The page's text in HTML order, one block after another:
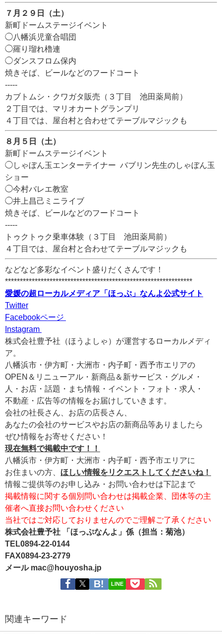
７月２９日（土）
新町ドームステージイベント
◯八幡浜児童合唱団
◯羅り瑠れ櫓連
◯ダンスフロム保内
焼きそば、ビールなどのフードコート
-----
カブトムシ・クワガタ販売（３丁目 池田薬局前）
２丁目では、マリオカートグランプリ
４丁目では、屋台村と合わせてテーブルマジックも
８月５日（土）
新町ドームステージイベント
◯しゃぼん玉エンターテイナー バブリン先生のしゃぼん玉
ショー
◯今村バレエ教室
◯井上昌己ミニライブ
焼きそば、ビールなどのフードコート
-----
トゥクトゥク乗車体験（３丁目 池田薬局前）
４丁目では、屋台村と合わせてテーブルマジックも
などなど多彩なイベント盛りだくさんです！
***************************************************************
愛媛の超ローカルメディア「ほっぷ」なんよ公式サイト
Twitter
Facebookページ
Instagram
株式会社豊予社（ほうよしゃ）が運営するローカルメディ
ア。
八幡浜市・伊方町・大洲市・内子町・西予市エリアの
OPEN＆リニューアル・新商品＆新サービス・グルメ・
人・お店・話題・まち情報・イベント・フォト・求人・
不動産・広告等の情報をお届けしていきます。
会社の社長さん、お店の店長さん、
あなたの会社のサービスやお店の新商品等ありましたら
ぜひ情報をお寄せください！
現在無料で掲載中です！！
八幡浜市・伊方町・大洲市・内子町・西予市エリアに
お住まいの方、 ほしい情報をリクエストしてくださいね！
情報ご提供等のお申し込み・お問い合わせは下記まで
掲載情報に関する個別問い合わせは掲載企業、団体等の主
催者へ直接お問い合わせください
当社ではご対応しておりませんのでご理解ご了承ください
株式会社豊予社 「ほっぷなんよ」係（担当：菊池）
TEL0894-22-0144
FAX0894-23-2779
メール mac@houyosha.jp
LINE
関連キーワード